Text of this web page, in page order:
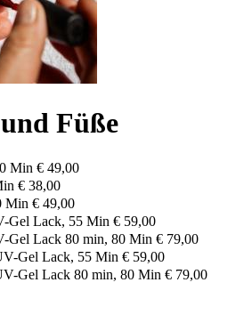
Füße
Min € 49,00
€ 38,00
Min € 49,00
Gel Lack, 55 Min € 59,00
Gel Lack 80 min, 80 Min € 79,00
Gel Lack, 55 Min € 59,00
Gel Lack 80 min, 80 Min € 79,00